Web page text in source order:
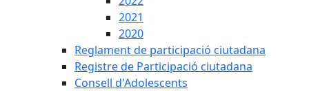
2021
2020
Reglament de participació ciutadana
Registre de Participació ciutadana
Consell d'Adolescents